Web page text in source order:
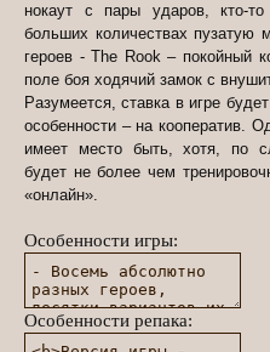
нокаут с пары ударов, кто-
больших количествах пузатую
героев - The Rook – покойный
поле боя ходячий замок с
Разумеется, ставка в игре
особенности – на кооператив.
имеет место быть, хотя, по
будет не более чем
«онлайн».
Особенности игры:
Особенности репака: